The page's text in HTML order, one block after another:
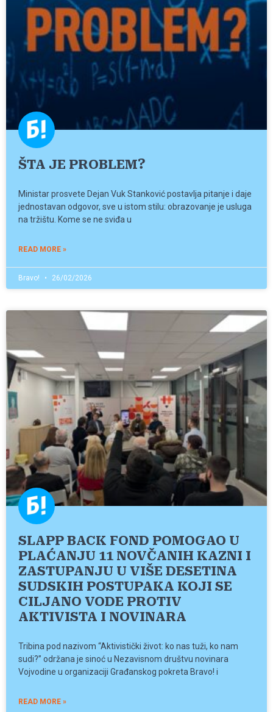
ŠTA JE PROBLEM?
Ministar prosvete Dejan Vuk Stanković postavlja pitanje i daje
jednostavan odgovor, sve u istom stilu: obrazovanje je usluga
na tržištu. Kome se ne sviđa u
READ MORE »
Bravo! 26/02/2026
SLAPP BACK FOND POMOGAO U
PLAĆANJU 11 NOVČANIH KAZNI I
ZASTUPANJU U VIŠE DESETINA
SUDSKIH POSTUPAKA KOJI SE
CILJANO VODE PROTIV
AKTIVISTA I NOVINARA
Tribina pod nazivom “Aktivistički život: ko nas tuži, ko nam
sudi?” održana je sinoć u Nezavisnom društvu novinara
Vojvodine u organizaciji Građanskog pokreta Bravo! i
READ MORE »